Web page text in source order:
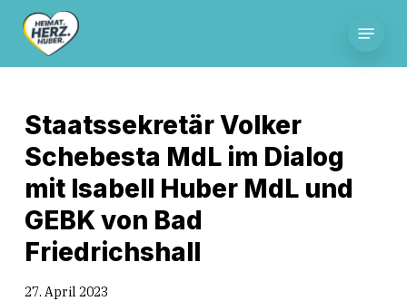
content
Staatssekretär Volker
Schebesta MdL im Dialog
mit Isabell Huber MdL und
GEBK von Bad
Friedrichshall
27. April 2023